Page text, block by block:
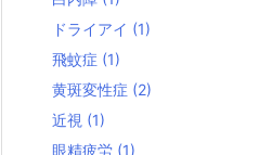
ドライアイ (1)
飛蚊症 (1)
黄斑変性症 (2)
近視 (1)
眼精疲労 (1)